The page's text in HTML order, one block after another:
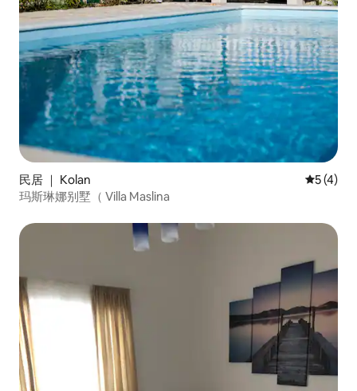
民居 ｜ Kolan 平均评分
5 (4)
玛斯琳娜别墅（ Villa Maslina